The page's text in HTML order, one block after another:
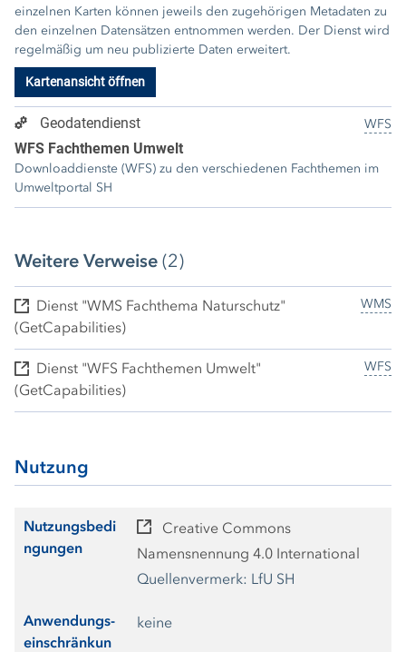
einzelnen Karten können jeweils den zugehörigen Metadaten zu
den einzelnen Datensätzen entnommen werden. Der Dienst wird
regelmäßig um neu publizierte Daten erweitert.
Kartenansicht öffnen
WFS
Geodatendienst
WFS Fachthemen Umwelt
Downloaddienste (WFS) zu den verschiedenen Fachthemen im
Umweltportal SH
Weitere Verweise (2)
WMS
Dienst "WMS Fachthema Naturschutz"
(GetCapabilities)
WFS
Dienst "WFS Fachthemen Umwelt"
(GetCapabilities)
Nutzung
Nutzungsbedi
ngungen
Creative Commons
Namensnennung 4.0 International
Quellenvermerk: LfU SH
Anwendungs-
einschränkun
keine